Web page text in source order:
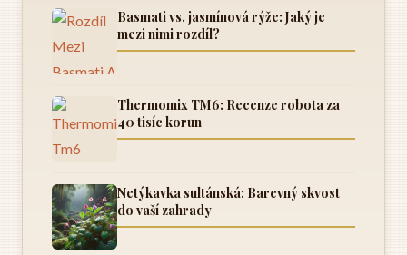
Basmati vs. jasmínová rýže: Jaký je
mezi nimi rozdíl?
Thermomix TM6: Recenze robota za
40 tisíc korun
Netýkavka sultánská: Barevný skvost
do vaší zahrady